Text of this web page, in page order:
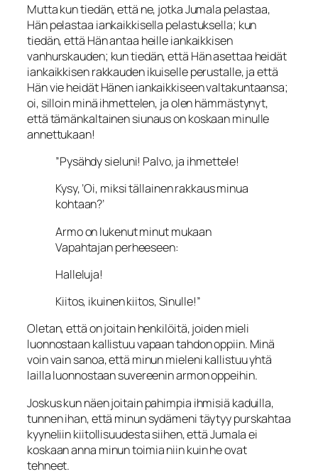
Mutta kun tiedän, että ne, jotka Jumala pelastaa,
Hän pelastaa iankaikkisella pelastuksella; kun
tiedän, että Hän antaa heille iankaikkisen
vanhurskauden; kun tiedän, että Hän asettaa heidät
iankaikkisen rakkauden ikuiselle perustalle, ja että
Hän vie heidät Hänen iankaikki­seen valtakuntaansa;
oi, silloin minä ihmettelen, ja olen hämmästynyt,
että tämän­kaltainen siunaus on koskaan minulle
annettukaan!
”Pysähdy sieluni! Palvo, ja ihmettele!
Kysy, ’Oi, miksi tällainen rakkaus minua
kohtaan?’
Armo on lukenut minut mukaan
Vapahtajan perheeseen:
Halleluja!
Kiitos, ikuinen kiitos, Sinulle!”
Oletan, että on joitain henkilöitä, joiden mieli
luonnostaan kallistuu vapaan tahdon oppiin. Minä
voin vain sanoa, että minun mieleni kallistuu yhtä
lailla luonnostaan suvereenin armon oppeihin.
Joskus kun näen joitain pahimpia ihmisiä kaduilla,
tun­nen ihan, että minun sydämeni täytyy purskahtaa
kyyneliin kiitollisuudesta siihen, että Jumala ei
koskaan anna minun toimia niin kuin he ovat
tehneet.